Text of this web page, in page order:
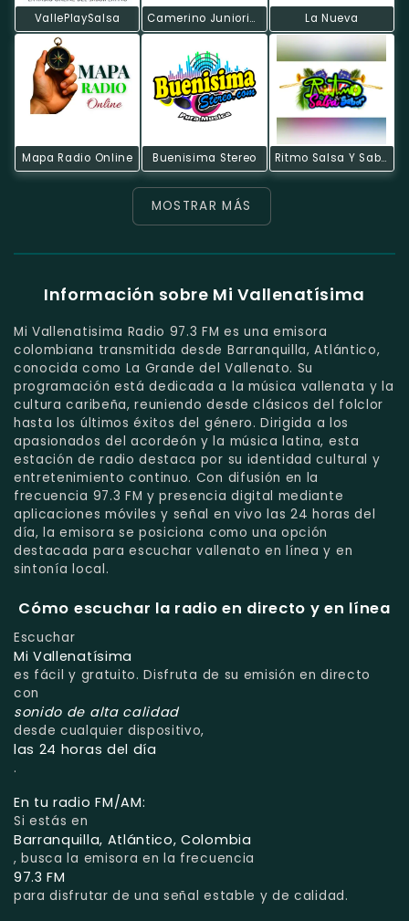
VallePlaySalsa Camerino Juniorista Radio La Nueva
Mapa Radio Online Buenisima Stereo Ritmo Salsa Y Sabor
MOSTRAR MÁS
Información sobre Mi Vallenatísima
Mi Vallenatisima Radio 97.3 FM es una emisora
colombiana transmitida desde Barranquilla, Atlántico,
conocida como La Grande del Vallenato. Su
programación está dedicada a la música vallenata y la
cultura caribeña, reuniendo desde clásicos del folclor
hasta los últimos éxitos del género. Dirigida a los
apasionados del acordeón y la música latina, esta
estación de radio destaca por su identidad cultural y
entretenimiento continuo. Con difusión en la
frecuencia 97.3 FM y presencia digital mediante
aplicaciones móviles y señal en vivo las 24 horas del
día, la emisora se posiciona como una opción
destacada para escuchar vallenato en línea y en
sintonía local.
Cómo escuchar la radio en directo y en línea
Escuchar
Mi Vallenatísima
es fácil y gratuito. Disfruta de su emisión en directo
con
sonido de alta calidad
desde cualquier dispositivo,
las 24 horas del día
.
En tu radio FM/AM:
Si estás en
Barranquilla, Atlántico, Colombia
, busca la emisora en la frecuencia
97.3 FM
para disfrutar de una señal estable y de calidad.